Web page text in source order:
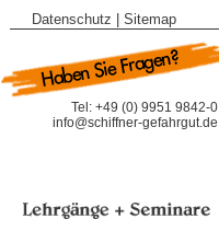
Datenschutz Sitemap
Tel: +49 (0) 9951 9842-0
info@schiffner-gefahrgut.de